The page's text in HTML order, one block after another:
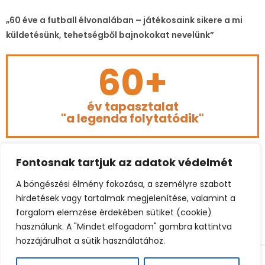
Fontosnak tartjuk az adatok védelmét
A böngészési élmény fokozása, a személyre szabott
hirdetések vagy tartalmak megjelenítése, valamint a
forgalom elemzése érdekében sütiket (cookie)
használunk. A "Mindet elfogadom" gombra kattintva
hozzájárulhat a sütik használatához.
„60 éve a futball élvonalában – játékosaink sikere a mi
küldetésünk, tehetségből bajnokokat nevelünk”
60+
év tapasztalat
"a legenda folytatódik"
© 2023 BÉKEFFY FOOTBALL CONSULTING. ALL RIGHTS